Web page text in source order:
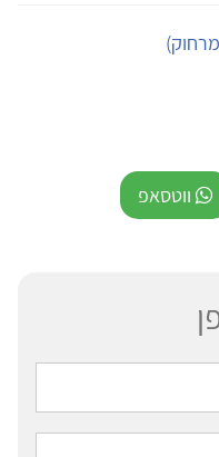
מרחוק)
ווטסאפ